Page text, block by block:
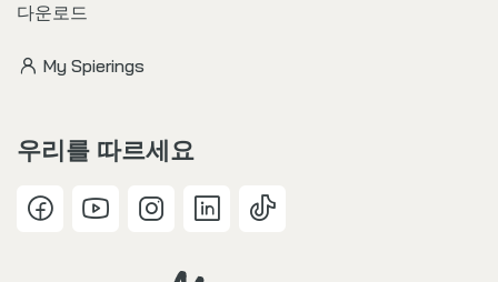
다운로드
My Spierings
우리를 따르세요